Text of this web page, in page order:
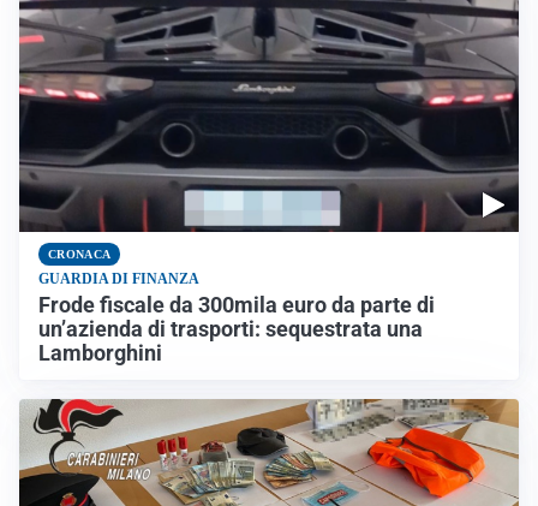
CRONACA
GUARDIA DI FINANZA
Frode fiscale da 300mila euro da parte di
un’azienda di trasporti: sequestrata una
Lamborghini